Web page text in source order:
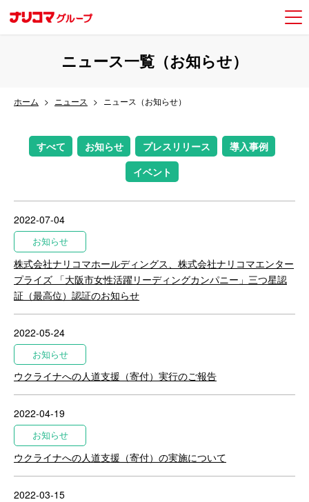
ニュース一覧（お知らせ）
ホーム ニュース ニュース（お知らせ）
すべて お知らせ プレスリリース
導入事例
イベント
2022-07-04
お知らせ
株式会社ナリコマホールディングス、株式会社ナリコマエンター
プライズ 「大阪市女性活躍リーディングカンパニー」三つ星認
証（最高位）認証のお知らせ
2022-05-24
お知らせ
ウクライナへの人道支援（寄付）実行のご報告
2022-04-19
お知らせ
ウクライナへの人道支援（寄付）の実施について
2022-03-15